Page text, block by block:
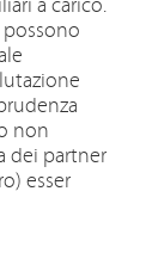
a carico.
non
dei partner
esser